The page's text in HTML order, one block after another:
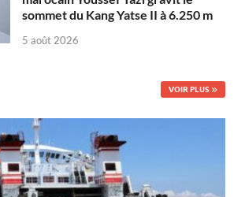
sommet du Kang Yatse II à 6.250 m
5 août 2026
VOIR PLUS